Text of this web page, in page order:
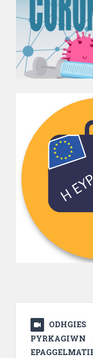
PYRKAGIWN